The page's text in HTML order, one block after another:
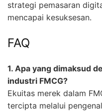
strategi pemasaran
mencapai kesuksesan.
FAQ
1. Apa yang dimaksud
industri FMCG?
Ekuitas merek dalam
tercipta melalui